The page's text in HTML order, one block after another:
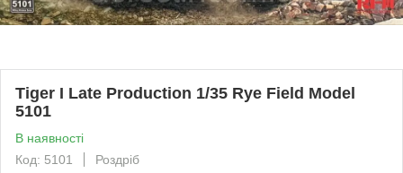
Tiger I Late Production 1/35 Rye Field Model
5101
В наявності
Код: 5101
Роздріб